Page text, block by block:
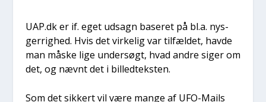
UAP.dk er if. eget udsagn base­ret på bl.a. nys­
ger­rig­hed. Hvis det vir­ke­lig var til­fæl­det, hav­de
man måske lige under­søgt, hvad andre siger om
det, og nævnt det i bil­led­tek­sten.
Som det sik­kert vil være man­ge af UFO-Mails